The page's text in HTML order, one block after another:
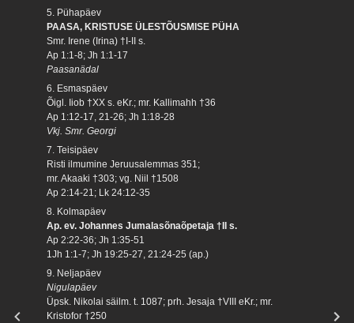
5. Pühapäev
PAASA, KRISTUSE ÜLESTÕUSMISE PÜHA
Smr. Irene (Irina) †I-II s.
Ap 1:1-8; Jh 1:1-17
Paasanädal
6. Esmaspäev
Õigl. Iiob †XX s. eKr.; mr. Kallimahh †36
Ap 1:12-17, 21-26; Jh 1:18-28
Vkj. Smr. Georgi
7. Teisipäev
Risti ilmumine Jeruusalemmas 351;
mr. Akaaki †303; vg. Niil †1508
Ap 2:14-21; Lk 24:12-35
8. Kolmapäev
Ap. ev. Johannes Jumalasõnaõpetaja †II s.
Ap 2:22-36; Jh 1:35-51
1Jh 1:1-7; Jh 19:25-27, 21:24-25 (ap.)
9. Neljapäev
Nigulapäev
Üpsk. Nikolai säilm. t. 1087; prh. Jesaja †VIII eKr.; mr.
Kristofor †250